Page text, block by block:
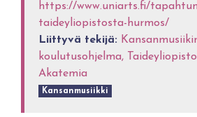
https://www.uniarts.fi/
taideyliopistosta-hurmos/
Liittyvä tekijä:
koulutusohjelma,
Akatemia
Kansanmusiikki